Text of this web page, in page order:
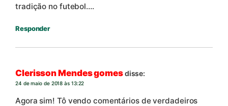
tradição no futebol….
Responder
Clerisson Mendes gomesdisse:
24 de maio de 2018 às 13:22
Agora sim! Tô vendo comentários de verdadeiros